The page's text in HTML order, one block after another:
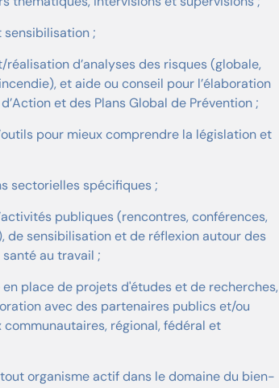
;
d’analyses des risques (globale,
et aide ou conseil pour l’élaboration
et des Plans Global de Prévention ;
pour mieux comprendre la législation et
sectorielles spécifiques ;
publiques (rencontres, conférences,
de sensibilisation et de réflexion autour des
au travail ;
place de projets d'études et de recherches,
avec des partenaires publics et/ou
communautaires, régional, fédéral et
organisme actif dans le domaine du bien-